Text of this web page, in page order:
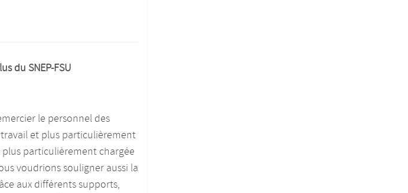
du SNEP-FSU
le personnel des
et plus particulièrement
plus particulièrement chargée
voudrions souligner aussi la
aux différents supports,